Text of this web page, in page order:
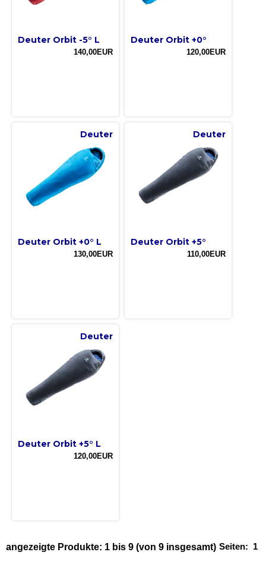
Deuter Orbit -5° L
140,00EUR
Deuter Orbit +0°
120,00EUR
Deuter
Deuter Orbit +0° L
130,00EUR
Deuter
Deuter Orbit +5°
110,00EUR
Deuter
Deuter Orbit +5° L
120,00EUR
Seiten: 1
angezeigte Produkte: 1 bis 9 (von 9 insgesamt)